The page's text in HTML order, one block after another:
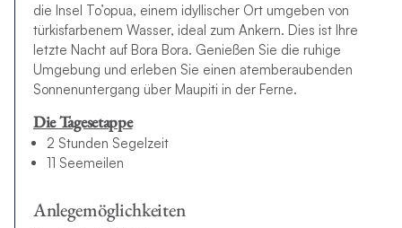
die Insel To’opua, einem idyllischer Ort umgeben von
türkisfarbenem Wasser, ideal zum Ankern. Dies ist Ihre
letzte Nacht auf Bora Bora. Genießen Sie die ruhige
Umgebung und erleben Sie einen atemberaubenden
Sonnenuntergang über Maupiti in der Ferne.
Die Tagesetappe
2 Stunden Segelzeit
11 Seemeilen
Anlegemöglichkeiten